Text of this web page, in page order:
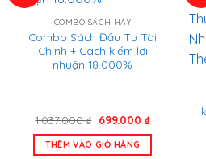
COMBO SÁCH HAY
Combo Sách Đầu Tư Tài
Chính + Cách kiếm lợi
nhuận 18.000%
1.037.000₫ Giá
là:
1.037.000 ₫.
699.000 ₫Giá
tại
THÊM VÀO GIỎ HÀNG